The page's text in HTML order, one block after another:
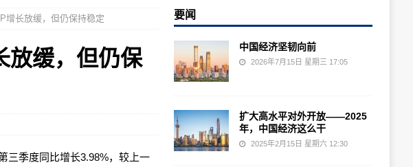
增长放缓，但仍保持稳定
放缓，但仍保
三季度同比增长3.98%，较上一
要闻
中国经济坚韧向前
2026年7月15日 星期三 17:05
扩大高水平对外开放——2025
年，中国经济这么干
2025年2月15日 星期六 12:30